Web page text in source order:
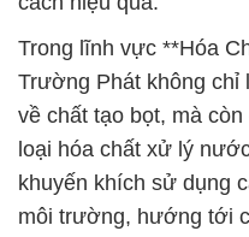
Trong lĩnh vực **Hóa
Trường Phát không chỉ
về chất tạo bọt, mà
loại hóa chất xử lý
khuyến khích sử dụng
môi trường, hướng tới